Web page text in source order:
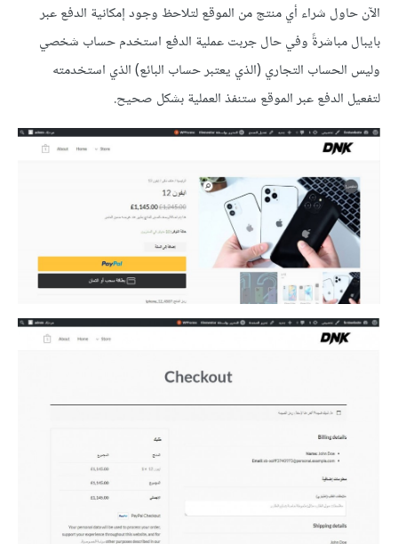
الآن حاول شراء أي منتج من الموقع لتلاحظ وجود إمكانية الدفع عبر
بايبال مباشرةً وفي حال جربت عملية الدفع استخدم حساب شخصي
وليس الحساب التجاري (الذي يعتبر حساب البائع) الذي استخدمته
لتفعيل الدفع عبر الموقع ستنفذ العملية بشكل صحيح.